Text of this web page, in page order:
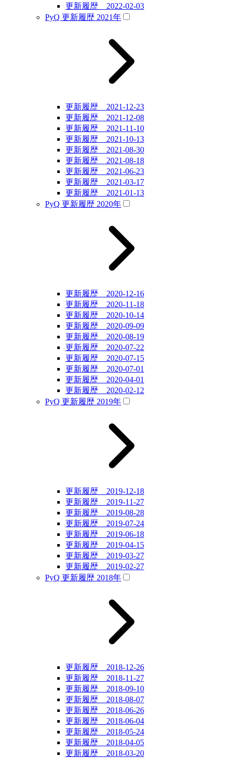
更新履歴 2022-02-03
PyQ 更新履歴 2021年
更新履歴 2021-12-23
更新履歴 2021-12-08
更新履歴 2021-11-10
更新履歴 2021-10-13
更新履歴 2021-08-30
更新履歴 2021-08-18
更新履歴 2021-06-23
更新履歴 2021-03-17
更新履歴 2021-01-13
PyQ 更新履歴 2020年
更新履歴 2020-12-16
更新履歴 2020-11-18
更新履歴 2020-10-14
更新履歴 2020-09-09
更新履歴 2020-08-19
更新履歴 2020-07-22
更新履歴 2020-07-15
更新履歴 2020-07-01
更新履歴 2020-04-01
更新履歴 2020-02-12
PyQ 更新履歴 2019年
更新履歴 2019-12-18
更新履歴 2019-11-27
更新履歴 2019-08-28
更新履歴 2019-07-24
更新履歴 2019-06-18
更新履歴 2019-04-15
更新履歴 2019-03-27
更新履歴 2019-02-27
PyQ 更新履歴 2018年
更新履歴 2018-12-26
更新履歴 2018-11-27
更新履歴 2018-09-10
更新履歴 2018-08-07
更新履歴 2018-06-26
更新履歴 2018-06-04
更新履歴 2018-05-24
更新履歴 2018-04-05
更新履歴 2018-03-20